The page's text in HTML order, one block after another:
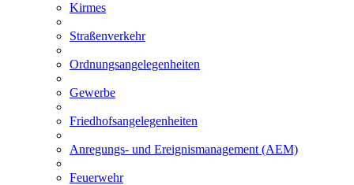
Kirmes
Straßenverkehr
Ordnungsangelegenheiten
Gewerbe
Friedhofsangelegenheiten
Anregungs- und Ereignismanagement (AEM)
Feuerwehr